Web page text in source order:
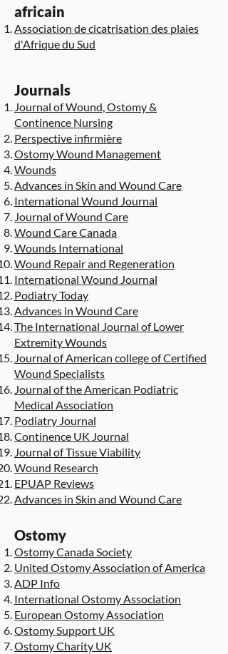
africain
Association de cicatrisation des plaies
d'Afrique du Sud
Journals
Journal of Wound, Ostomy &
Continence Nursing
Perspective infirmière
Ostomy Wound Management
Wounds
Advances in Skin and Wound Care
International Wound Journal
Journal of Wound Care
Wound Care Canada
Wounds International
Wound Repair and Regeneration
International Wound Journal
Podiatry Today
Advances in Wound Care
The International Journal of Lower
Extremity Wounds
Journal of American college of Certified
Wound Specialists
Journal of the American Podiatric
Medical Association
Podiatry Journal
Continence UK Journal
Journal of Tissue Viability
Wound Research
EPUAP Reviews
Advances in Skin and Wound Care
Ostomy
Ostomy Canada Society
United Ostomy Association of America
ADP Info
International Ostomy Association
European Ostomy Association
Ostomy Support UK
Ostomy Charity UK